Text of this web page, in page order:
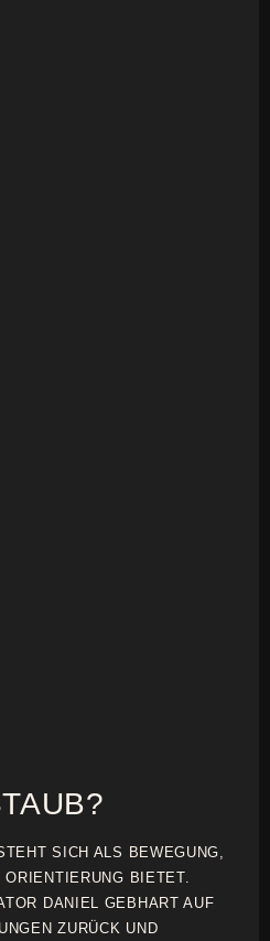
SICH ALS BEWEGUNG,
BIETET.
DANIEL GEBHART AUF
ZURÜCK UND